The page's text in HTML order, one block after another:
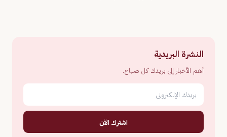
النشرة البريدية
أهم الأخبار إلى بريدك كل صباح.
اشترك الآن